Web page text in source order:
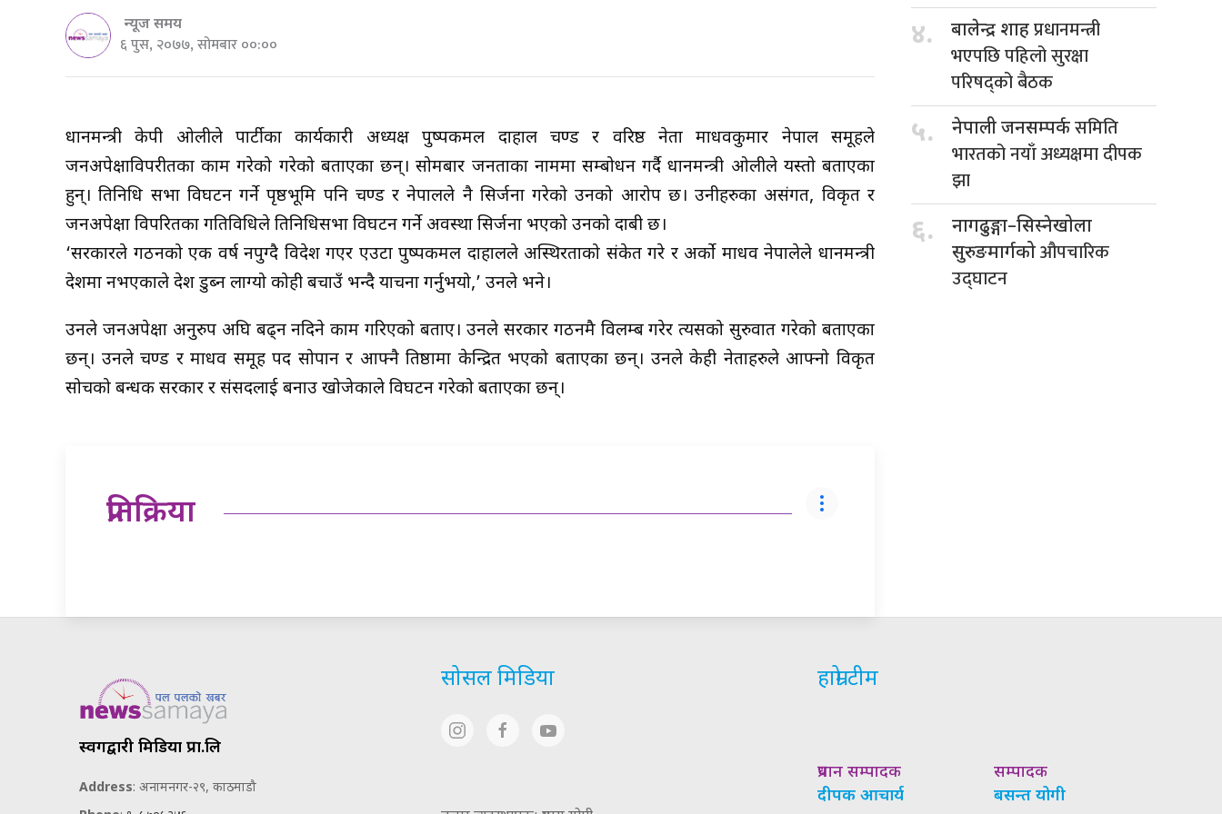
न्यूज समय
६ पुस, २०७७, सोमबार ००:००
प्रधानमन्त्री केपी ओलीले पार्टीका कार्यकारी अध्यक्ष पुष्पकमल दाहाल प्रचण्ड र वरिष्ठ नेता माधवकुमार नेपाल समूहले
जनअपेक्षाविपरीतका काम गरेको गरेको बताएका छन्। सोमबार जनताका नाममा सम्बोधन गर्दै प्रधानमन्त्री ओलीले यस्तो बताएका
हुन्। प्रतिनिधि सभा विघटन गर्ने पृष्ठभूमि पनि प्रचण्ड र नेपालले नै सिर्जना गरेको उनको आरोप छ। उनीहरुका असंगत, विकृत र
जनअपेक्षा विपरितका गतिविधिले प्रतिनिधिसभा विघटन गर्ने अवस्था सिर्जना भएको उनको दाबी छ।
‘सरकारले गठनको एक वर्ष नपुग्दै विदेश गएर एउटा पुष्पकमल दाहालले अस्थिरताको संकेत गरे र अर्को माधव नेपालेले प्रधानमन्त्री
देशमा नभएकाले देश डुब्न लाग्यो कोही बचाउँ भन्दै याचना गर्नुभयो,’ उनले भने।
उनले जनअपेक्षा अनुरुप अघि बढ्न नदिने काम गरिएको बताए। उनले सरकार गठनमै विलम्ब गरेर त्यसको सुरुवात गरेको बताएका
छन्। उनले प्रचण्ड र माधव समूह पद सोपान र आफ्नै प्रतिष्ठामा केन्द्रित भएको बताएका छन्। उनले केही नेताहरुले आफ्नो विकृत
सोचको बन्धक सरकार र संसदलाई बनाउ खोजेकाले विघटन गरेको बताएका छन्।
प्रतिक्रिया
४. बालेन्द्र शाहप्रधानमन्त्री
भएपछि पहिलो सुरक्षा
परिषद्को बैठक
५. नेपाली जनसम्पर्कसमिति
भारतको नयाँ अध्यक्षमा दीपक
झा
६.
नागढुङ्गा–सिस्नेखोला
सुरुङमार्गकोऔपचारिक
उद्घाटन
स्वर्गद्वारी मिडिया प्रा.लि
Address: अनामनगर-२९, काठमाडौ
सोसल मिडिया हाम्रो टीम
प्रधान सम्पादक
दीपक आचार्य
सम्पादक
बसन्त योगी